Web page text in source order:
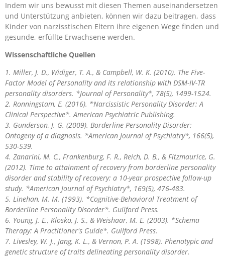
Indem wir uns bewusst mit diesen Themen auseinandersetzen
und Unterstützung anbieten, können wir dazu beitragen, dass
Kinder von narzisstischen Eltern ihre eigenen Wege finden und
gesunde, erfüllte Erwachsene werden.
Wissenschaftliche Quellen
1. Miller, J. D., Widiger, T. A., & Campbell, W. K. (2010). The Five-
Factor Model of Personality and its relationship with DSM-IV-TR
personality disorders. *Journal of Personality*, 78(5), 1499-1524.
2. Ronningstam, E. (2016). *Narcissistic Personality Disorder: A
Clinical Perspective*. American Psychiatric Publishing.
3. Gunderson, J. G. (2009). Borderline Personality Disorder:
Ontogeny of a diagnosis. *American Journal of Psychiatry*, 166(5),
530-539.
4. Zanarini, M. C., Frankenburg, F. R., Reich, D. B., & Fitzmaurice, G.
(2012). Time to attainment of recovery from borderline personality
disorder and stability of recovery: a 10-year prospective follow-up
study. *American Journal of Psychiatry*, 169(5), 476-483.
5. Linehan, M. M. (1993). *Cognitive-Behavioral Treatment of
Borderline Personality Disorder*. Guilford Press.
6. Young, J. E., Klosko, J. S., & Weishaar, M. E. (2003). *Schema
Therapy: A Practitioner's Guide*. Guilford Press.
7. Livesley, W. J., Jang, K. L., & Vernon, P. A. (1998). Phenotypic and
genetic structure of traits delineating personality disorder.